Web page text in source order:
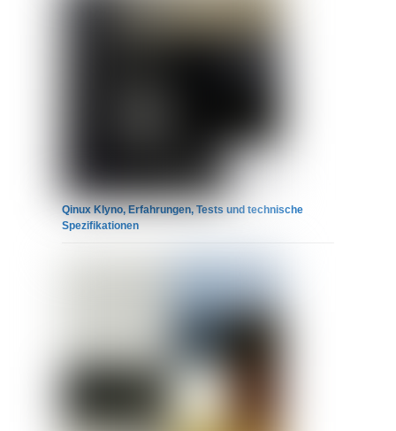
Qinux Klyno, Erfahrungen, Tests und technische
Spezifikationen